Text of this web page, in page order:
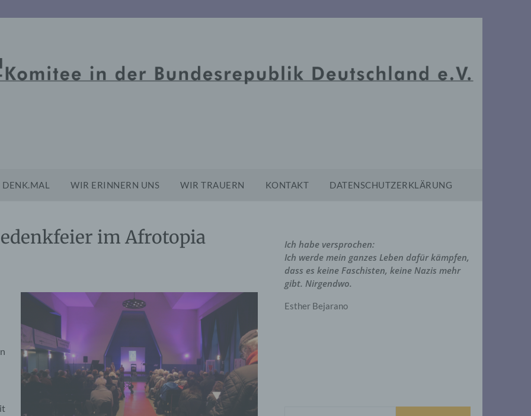
DENK.MAL WIR ERINNERN UNS WIR TRAUERN KONTAKT DATENSCHUTZERKLÄRUNG
im Afrotopia
Ich habe versprochen:
Ich werde mein ganzes Leben dafür kämpfen,
dass es keine Faschisten, keine Nazis mehr
gibt. Nirgendwo.
Esther Bejarano